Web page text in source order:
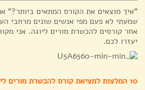
"איך מוצאים את הקורס המתאים ביותר?"
שמעתי לא פעם מפי אנשים שונים מרחבי
אחר קורסים להכשרת מורים ליוגה. אני
יעזרו לכם.
10 המלצות למציאת קורס להכשרת מורים ליוגה: